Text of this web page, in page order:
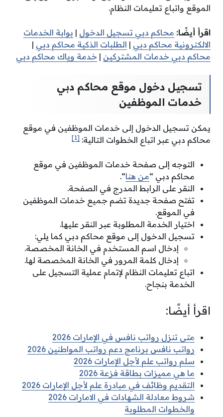
الموقع واتباع تعليمات النظام.
اقرأ أيضًا: محاكم دبي تسجيل الدخول | بوابة الخدمات
الالكترونية محاكم دبي | الطلبات الذكية محاكم دبي |
محاكم دبي خدمات المشتركين | خدمة وياك محاكم دبي
تسجيل دخول موقع محاكم دبي
خدمات الموظفين
يمكن تسجيل الدخول إلى خدمات الموظفين في موقع
محاكم دبي عبر اتباع الخطوات التالية: [1]
التوجه إلى صفحة خدمات الموظفين في موقع
محاكم دبي “من هنا“.
النقر على الرابط المدرج في الصفحة.
تفتح صفحة جديدة تضم جميع خدمات الموظفين
في الموقع.
اختيار الخدمة المطلوبة عبر النقر عليها.
تسجيل الدخول إلى موقع محاكم دبي كما يلي:
إدخال اسم المستخدم في الخانة المخصصة.
إدخال كلمة المرور في الخانة المخصصة لها.
اتباع تعليمات النظام لإتمام عملية التسجيل على
الخدمة بنجاح.
اقرأ أيضًا:
متى تنزل رواتب نافس في الإمارات 2026
رواتب نافس برنامج دعم رواتب المواطنين 2026
سلم رواتب علم لأجل الإمارات 2026
ما هي مميزات بطاقة فزعة 2026
التقديم وظائف في مبادرة علم لأجل الإمارات 2026
شروط معادلة الشهادات في الامارات 2026
والخطوات المطلوبة